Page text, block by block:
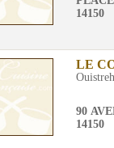
14150
LE
90
14150